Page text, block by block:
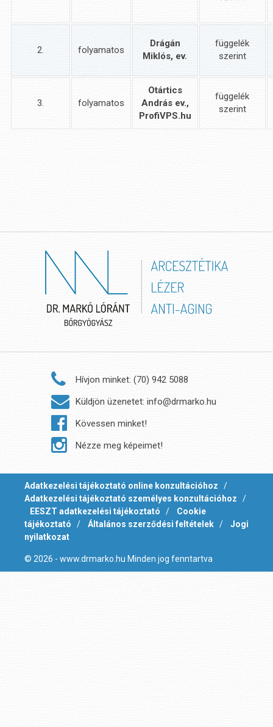
2. folyamatos
Drágán
Miklós, ev.
függelék
szerint
3. folyamatos
Otártics
András ev.,
ProfiVPS.hu
függelék
szerint
Hívjon minket: (70) 942 5088
Küldjön üzenetet: info@drmarko.hu
Kövessen minket!
Nézze meg képeimet!
Adatkezelési tájékoztató online konzultációhoz /
Adatkezelési tájékoztató személyes konzultációhoz /
EESZT adatkezelési tájékoztató / Cookie
tájékoztató / Általános szerződési feltételek / Jogi
nyilatkozat
© 2026 - www.drmarko.hu Minden jog fenntartva